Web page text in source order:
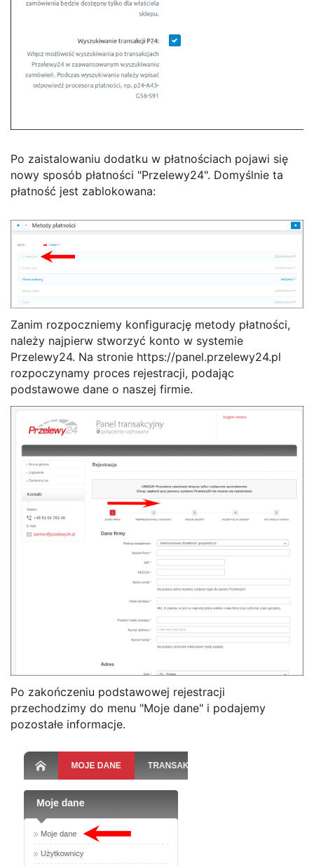
Po zaistalowaniu dodatku w płatnościach pojawi się
nowy sposób płatności "Przelewy24". Domyślnie ta
płatność jest zablokowana:
Zanim rozpoczniemy konfigurację metody płatności,
należy najpierw stworzyć konto w systemie
Przelewy24. Na stronie https://panel.przelewy24.pl
rozpoczynamy proces rejestracji, podając
podstawowe dane o naszej firmie.
Po zakończeniu podstawowej rejestracji
przechodzimy do menu "Moje dane" i podajemy
pozostałe informacje.